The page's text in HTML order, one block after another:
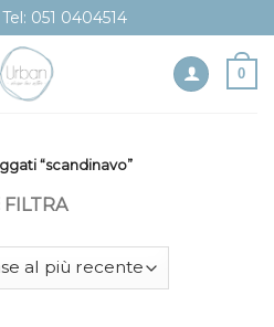
Tel: 051 0404514
0
“scandinavo”
FILTRA